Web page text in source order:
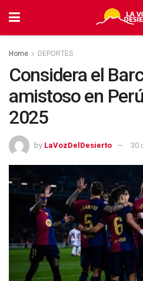
Home DEPORTES
Considera el
amistoso en
2025
by LaVozDelDesierto 30